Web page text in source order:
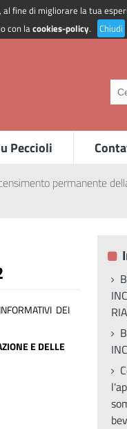
fine di migliorare la tua
con lacookies-policy. Chiudi
Peccioli
permanente
DEI
E DELLE